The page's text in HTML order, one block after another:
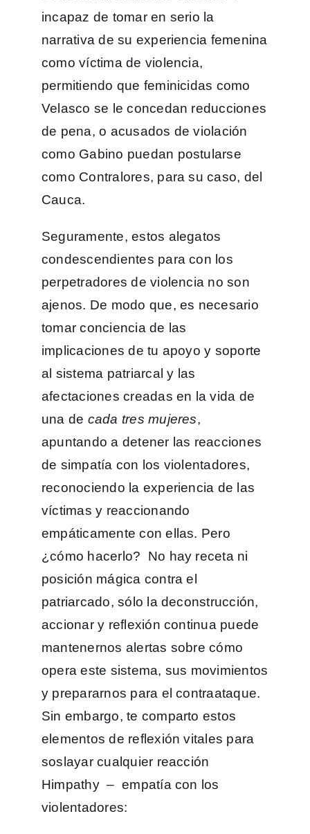
incapaz de tomar en serio la
narrativa de su experiencia femenina
como víctima de violencia,
permitiendo que feminicidas como
Velasco se le concedan reducciones
de pena, o acusados de violación
como Gabino puedan postularse
como Contralores, para su caso, del
Cauca.
Seguramente, estos alegatos
condescendientes para con los
perpetradores de violencia no son
ajenos. De modo que, es necesario
tomar conciencia de las
implicaciones de tu apoyo y soporte
al sistema patriarcal y las
afectaciones creadas en la vida de
una de cada tres mujeres,
apuntando a detener las reacciones
de simpatía con los violentadores,
reconociendo la experiencia de las
víctimas y reaccionando
empáticamente con ellas. Pero
¿cómo hacerlo? No hay receta ni
posición mágica contra el
patriarcado, sólo la deconstrucción,
accionar y reflexión continua puede
mantenernos alertas sobre cómo
opera este sistema, sus movimientos
y prepararnos para el contraataque.
Sin embargo, te comparto estos
elementos de reflexión vitales para
soslayar cualquier reacción
Himpathy – empatía con los
violentadores: